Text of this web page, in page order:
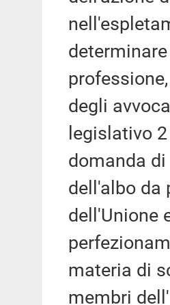
degli
legislativo
domanda
dell'albo da
dell'Unione
materia di
membri